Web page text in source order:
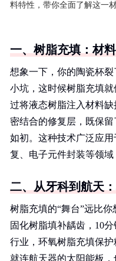
料特性，带你全面了解这一
一、树脂充填：材
想象一下，你的陶瓷杯
小坑，这时候树脂充填
过将液态树脂注入材料
密结合的修复层，既保
如初。这种技术广泛应
复、电子元件封装等领域
二、从牙科到航天
树脂充填的“舞台”远比
固化树脂填补龋齿，10
行业，环氧树脂充填保护
就连航天器的太阳能板